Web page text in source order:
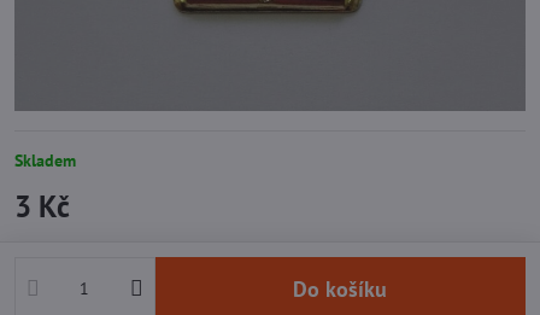
Skladem
3 Kč
Do košíku